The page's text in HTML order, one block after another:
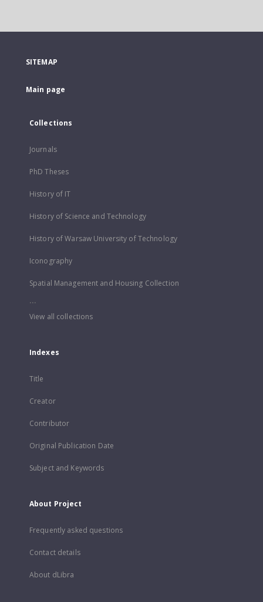
SITEMAP
Main page
Collections
Journals
PhD Theses
History of IT
History of Science and Technology
History of Warsaw University of Technology
Iconography
Spatial Management and Housing Collection
...
View all collections
Indexes
Title
Creator
Contributor
Original Publication Date
Subject and Keywords
About Project
Frequently asked questions
Contact details
About dLibra